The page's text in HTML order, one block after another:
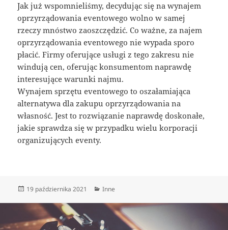
Jak już wspomnieliśmy, decydując się na wynajem
oprzyrządowania eventowego wolno w samej
rzeczy mnóstwo zaoszczędzić. Co ważne, za najem
oprzyrządowania eventowego nie wypada sporo
płacić. Firmy oferujące usługi z tego zakresu nie
windują cen, oferując konsumentom naprawdę
interesujące warunki najmu.
Wynajem sprzętu eventowego to oszałamiająca
alternatywa dla zakupu oprzyrządowania na
własność. Jest to rozwiązanie naprawdę doskonałe,
jakie sprawdza się w przypadku wielu korporacji
organizujących eventy.
Data
19 października 2021 Kategorie
Inne